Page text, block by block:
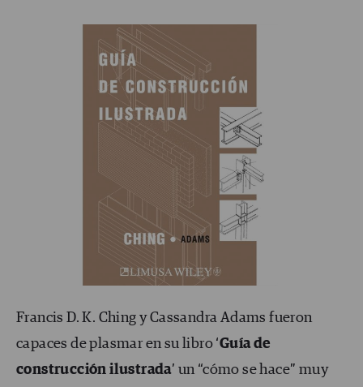
Francis D. K. Ching y Cassandra Adams fueron
capaces de plasmar en su libro ‘Guía de
construcción ilustrada’ un “cómo se hace” muy